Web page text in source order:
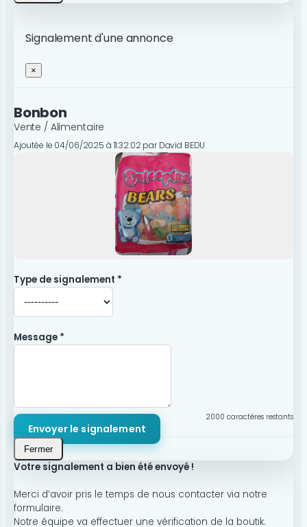
Signalement d'une annonce
×
Bonbon
Vente / Alimentaire
Ajoutée le 04/06/2025 à 11:32:02 par David BEDU
Type de signalement *
Message *
2000 caractères restants
Envoyer le signalement
Fermer
Votre signalement a bien été envoyé !
Merci d’avoir pris le temps de nous contacter via notre
formulaire.
Notre équipe va effectuer une vérification de la boutik.